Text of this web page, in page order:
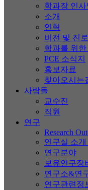
학과장 인
소개
연혁
비전 및 진로
학과를 위한
PCE 소식지
홍보자료
찾아오시는
사람들
교수진
직원
연구
Research
연구실 소
연구분야
보유연구장
연구소&연
연구관련정